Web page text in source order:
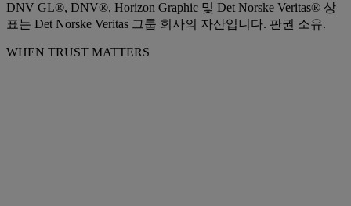
DNV GL®, DNV®, Horizon Graphic 및 Det Norske Veritas® 상
표는 Det Norske Veritas 그룹 회사의 자산입니다. 판권 소유.
WHEN TRUST MATTERS